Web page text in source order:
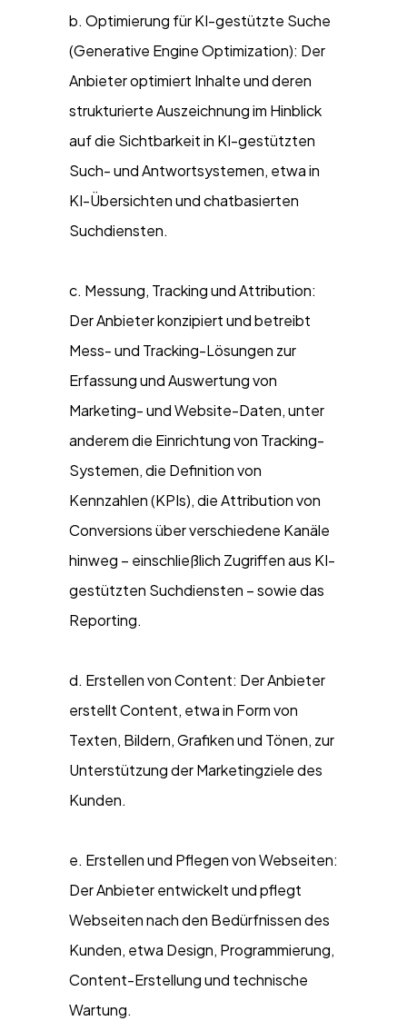
b. Optimierung für KI-gestützte Suche
(Generative Engine Optimization): Der
Anbieter optimiert Inhalte und deren
strukturierte Auszeichnung im Hinblick
auf die Sichtbarkeit in KI-gestützten
Such- und Antwortsystemen, etwa in
KI-Übersichten und chatbasierten
Suchdiensten.
c. Messung, Tracking und Attribution:
Der Anbieter konzipiert und betreibt
Mess- und Tracking-Lösungen zur
Erfassung und Auswertung von
Marketing- und Website-Daten, unter
anderem die Einrichtung von Tracking-
Systemen, die Definition von
Kennzahlen (KPIs), die Attribution von
Conversions über verschiedene Kanäle
hinweg – einschließlich Zugriffen aus KI-
gestützten Suchdiensten – sowie das
Reporting.
d. Erstellen von Content: Der Anbieter
erstellt Content, etwa in Form von
Texten, Bildern, Grafiken und Tönen, zur
Unterstützung der Marketingziele des
Kunden.
e. Erstellen und Pflegen von Webseiten:
Der Anbieter entwickelt und pflegt
Webseiten nach den Bedürfnissen des
Kunden, etwa Design, Programmierung,
Content-Erstellung und technische
Wartung.